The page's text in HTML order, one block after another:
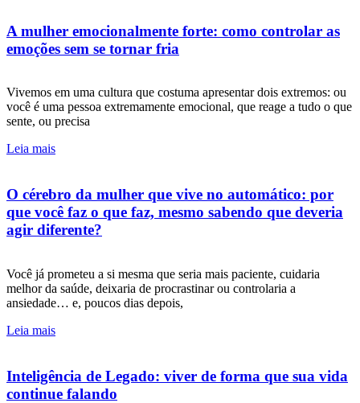
A mulher emocionalmente forte: como controlar as
emoções sem se tornar fria
Vivemos em uma cultura que costuma apresentar dois extremos: ou
você é uma pessoa extremamente emocional, que reage a tudo o que
sente, ou precisa
Leia mais
O cérebro da mulher que vive no automático: por
que você faz o que faz, mesmo sabendo que deveria
agir diferente?
Você já prometeu a si mesma que seria mais paciente, cuidaria
melhor da saúde, deixaria de procrastinar ou controlaria a
ansiedade… e, poucos dias depois,
Leia mais
Inteligência de Legado: viver de forma que sua vida
continue falando